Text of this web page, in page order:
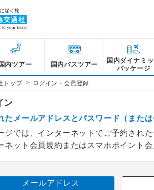
内ツアー 国内バスツアー
国内ダイナミッ
パッケージ
トップ > ログイン・会員登録
ン
たメールアドレスとパスワード（また
ジでは、インターネットでご予約され
ネット会員規約またはスマホポイント
メールアドレス